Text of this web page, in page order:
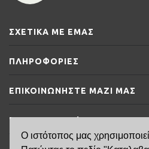
Ο ιστότοπος μας
ΣΧΕΤΙΚΆ ΜΕ ΕΜΆΣ
ΠΛΗΡΟΦΟΡΊΕΣ
ΕΠΙΚΟΙΝΩΝΉΣΤΕ ΜΑΖΊ ΜΑΣ
ΕΙΔΙΚΈΣ ΠΡΟΣΦΟΡΈΣ
ΤΕΛΕΥΤΑΊΑ ΝΈΑ